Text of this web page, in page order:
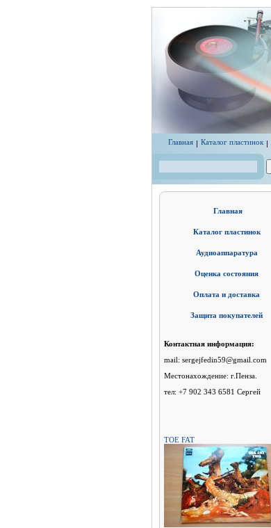
Главная Каталог пластинок
Главная
Каталог пластинок
Аудиоаппаратура
Оценка состояния
Оплата и доставка
Защита покупателей
Контактная информация:
mail: sergejfedin59@gmail.com
Местонахождение: г.Пенза.
тел: +7 902 343 6581 Сергей
TOE FAT